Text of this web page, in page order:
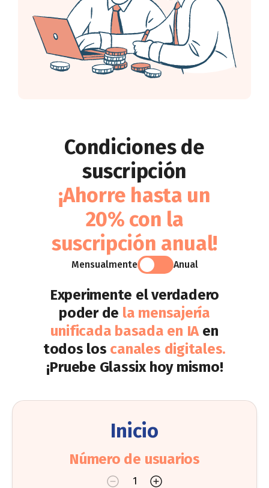
Condiciones de
suscripción
¡Ahorre hasta un
20% con la
suscripción anual!
Mensualmente Anual
Experimente el verdadero
poder de la mensajería
unificada basada en IAen
todos los canales digitales.
¡Pruebe Glassix hoy mismo!
Inicio
Número de usuarios
1